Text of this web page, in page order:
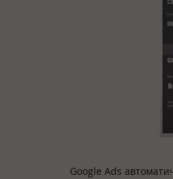
Google Ads